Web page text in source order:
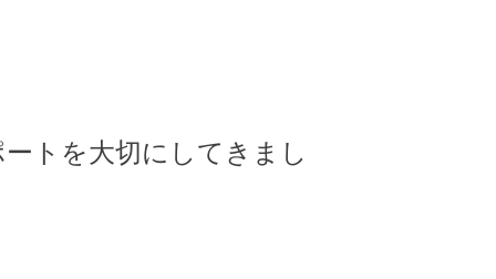
トを大切にしてきまし